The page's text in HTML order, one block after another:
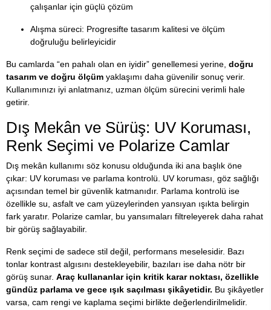
çalışanlar için güçlü çözüm
Alışma süreci: Progresifte tasarım kalitesi ve ölçüm
doğruluğu belirleyicidir
Bu camlarda “en pahalı olan en iyidir” genellemesi yerine, doğru
tasarım ve doğru ölçüm yaklaşımı daha güvenilir sonuç verir.
Kullanımınızı iyi anlatmanız, uzman ölçüm sürecini verimli hale
getirir.
Dış Mekân ve Sürüş: UV Koruması,
Renk Seçimi ve Polarize Camlar
Dış mekân kullanımı söz konusu olduğunda iki ana başlık öne
çıkar: UV koruması ve parlama kontrolü. UV koruması, göz sağlığı
açısından temel bir güvenlik katmanıdır. Parlama kontrolü ise
özellikle su, asfalt ve cam yüzeylerinden yansıyan ışıkta belirgin
fark yaratır. Polarize camlar, bu yansımaları filtreleyerek daha rahat
bir görüş sağlayabilir.
Renk seçimi de sadece stil değil, performans meselesidir. Bazı
tonlar kontrast algısını destekleyebilir, bazıları ise daha nötr bir
görüş sunar. Araç kullananlar için kritik karar noktası, özellikle
gündüz parlama ve gece ışık saçılması şikâyetidir. Bu şikâyetler
varsa, cam rengi ve kaplama seçimi birlikte değerlendirilmelidir.